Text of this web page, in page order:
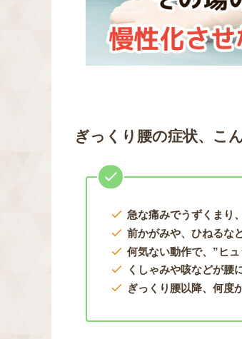
ぎっくり腰の症状、こ
急な痛みでうずくまり
前かがみや、ひねるな
何気ない動作で、”ヒ
くしゃみや咳などが腰
ぎっくり腰以降、何度